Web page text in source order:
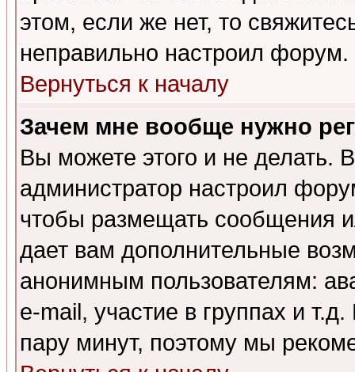
этом, если же нет, то
неправильно настроил форум.
Вернуться к началу
Зачем мне вообще нужно
Вы можете этого и не делать.
администратор настроил
чтобы размещать сообщения
дает вам дополнительные
анонимным пользователям:
e-mail, участие в группах и
пару минут, поэтому мы